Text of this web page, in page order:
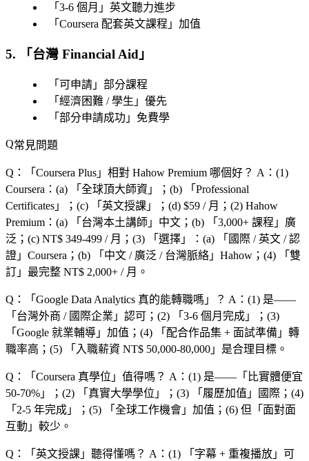
「 3-6 個月 」英文聽力進步
「 Coursera 配套英文課程 」加值
5. 「 台灣 Financial Aid 」
「 可申請 」部分課程
「 經濟困難 / 學生 」優先
「 部分申請成功 」免費學
常見問題
Q：「 Coursera Plus 」相對 Hahow Premium 哪個好？ A：(1)
Coursera：(a) 「 全球頂大師資 」；(b) 「 Professional
Certificates 」；(c) 「 英文授課 」；(d) $59 / 月；(2) Hahow
Premium：(a) 「 台灣本土講師 」中文；(b) 「 3,000+ 課程 」廣
泛；(c) NT$ 349-499 / 月；(3) 「 選擇 」：(a) 「 國際 / 英文 / 認
證 」Coursera；(b) 「 中文 / 廣泛 / 台灣脈絡 」Hahow；(4) 「 雙
訂 」最完整 NT$ 2,000+ / 月。
Q：「 Google Data Analytics 真的能轉職嗎 」？ A：(1) 是——
「 台灣外商 / 國際企業 」認可；(2) 「 3-6 個月完成 」；(3)
「 Google 就業輔導 」加值；(4) 「 配合作品集 + 面試準備 」轉
職率高；(5) 「 入職薪資 NT$ 50,000-80,000 」是合理目標。
Q：「 Coursera 真學位 」值得嗎？ A：(1) 是——「 比實體便宜
50-70% 」；(2) 「 真實大學學位 」；(3) 「 履歷加值 」國際；(4)
「 2-5 年完成 」；(5) 「 全球工作機會 」加值；(6) 但「 面對面
互動 」較少。
Q：「 英文授課 」聽得懂嗎？ A：(1) 「 字幕 + 重複播放 」可